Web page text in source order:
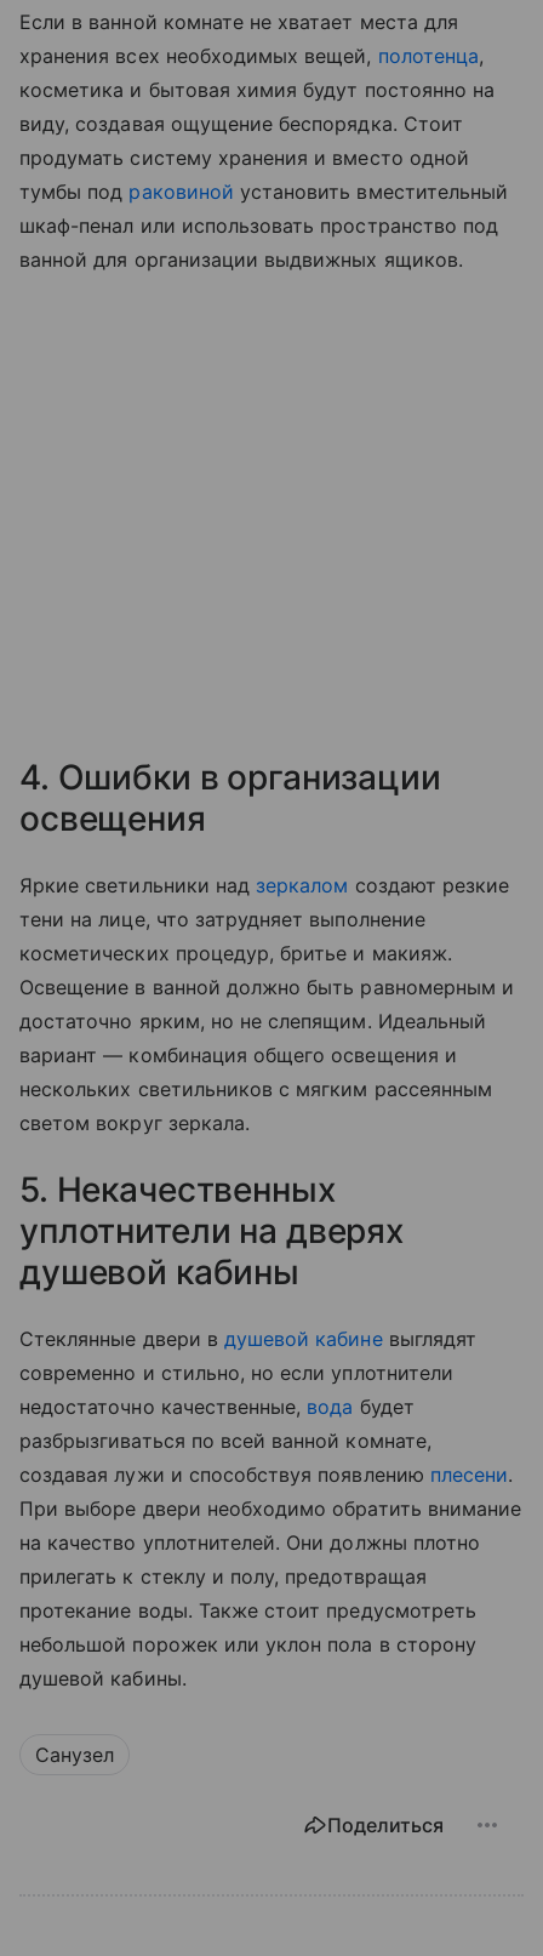
Если в ванной комнате не хватает места для
хранения всех необходимых вещей, полотенца,
косметика и бытовая химия будут постоянно на
виду, создавая ощущение беспорядка. Стоит
продумать систему хранения и вместо одной
тумбы под раковиной установить вместительный
шкаф-пенал или использовать пространство под
ванной для организации выдвижных ящиков.
4. Ошибки в организации
освещения
Яркие светильники над зеркалом создают резкие
тени на лице, что затрудняет выполнение
косметических процедур, бритье и макияж.
Освещение в ванной должно быть равномерным и
достаточно ярким, но не слепящим. Идеальный
вариант — комбинация общего освещения и
нескольких светильников с мягким рассеянным
светом вокруг зеркала.
5. Некачественных
уплотнители на дверях
душевой кабины
Стеклянные двери в душевой кабиневыглядят
современно и стильно, но если уплотнители
недостаточно качественные, вода будет
разбрызгиваться по всей ванной комнате,
создавая лужи и способствуя появлению плесени.
При выборе двери необходимо обратить внимание
на качество уплотнителей. Они должны плотно
прилегать к стеклу и полу, предотвращая
протекание воды. Также стоит предусмотреть
небольшой порожек или уклон пола в сторону
душевой кабины.
Санузел
Поделиться